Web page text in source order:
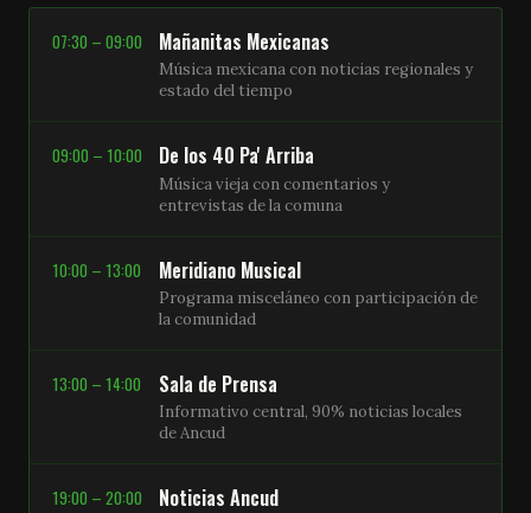
07:30 – 09:00 Mañanitas Mexicanas
Música mexicana con noticias regionales y
estado del tiempo
09:00 – 10:00 De los 40 Pa' Arriba
Música vieja con comentarios y
entrevistas de la comuna
10:00 – 13:00 Meridiano Musical
Programa misceláneo con participación de
la comunidad
13:00 – 14:00 Sala de Prensa
Informativo central, 90% noticias locales
de Ancud
19:00 – 20:00 Noticias Ancud